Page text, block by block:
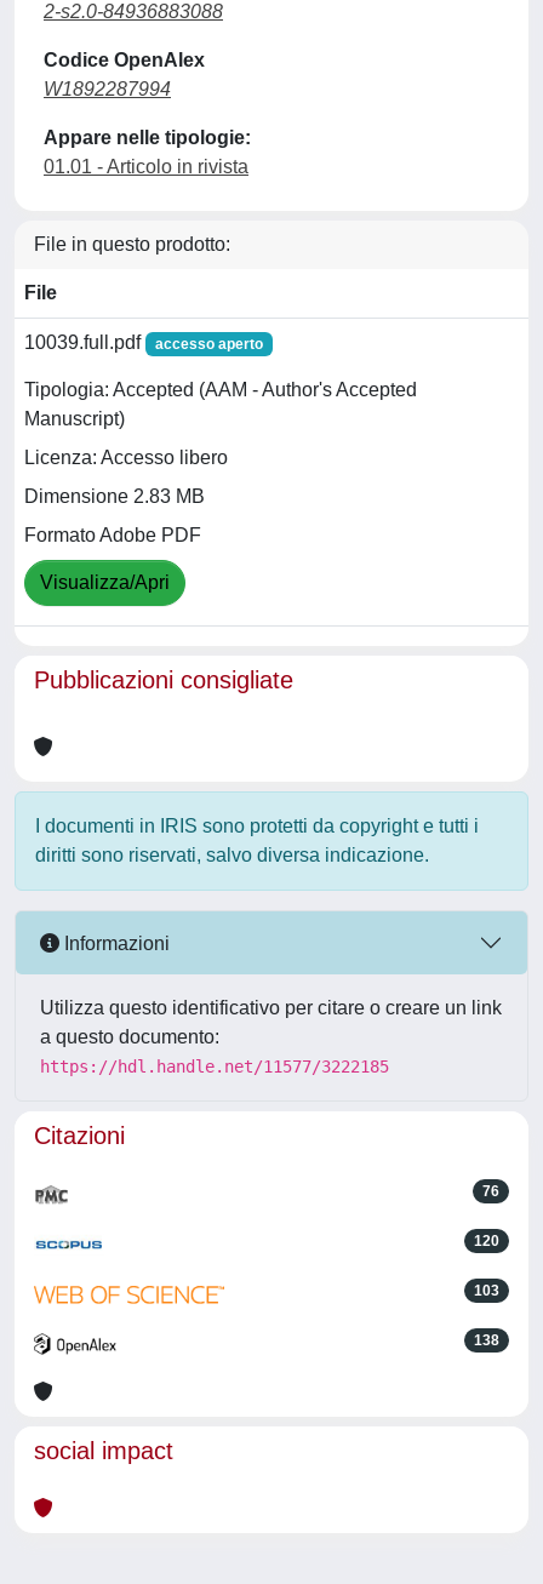
2-s2.0-84936883088
Codice OpenAlex
W1892287994
Appare nelle tipologie:
01.01 - Articolo in rivista
File in questo prodotto:
File
10039.full.pdf accesso aperto
Tipologia: Accepted (AAM - Author's Accepted
Manuscript)
Licenza: Accesso libero
Dimensione 2.83 MB
Formato Adobe PDF
Visualizza/Apri
Pubblicazioni consigliate
I documenti in IRIS sono protetti da copyright e tutti i
diritti sono riservati, salvo diversa indicazione.
Informazioni
Utilizza questo identificativo per citare o creare un link
a questo documento:
https://hdl.handle.net/11577/3222185
Citazioni
76
120
103
138
social impact